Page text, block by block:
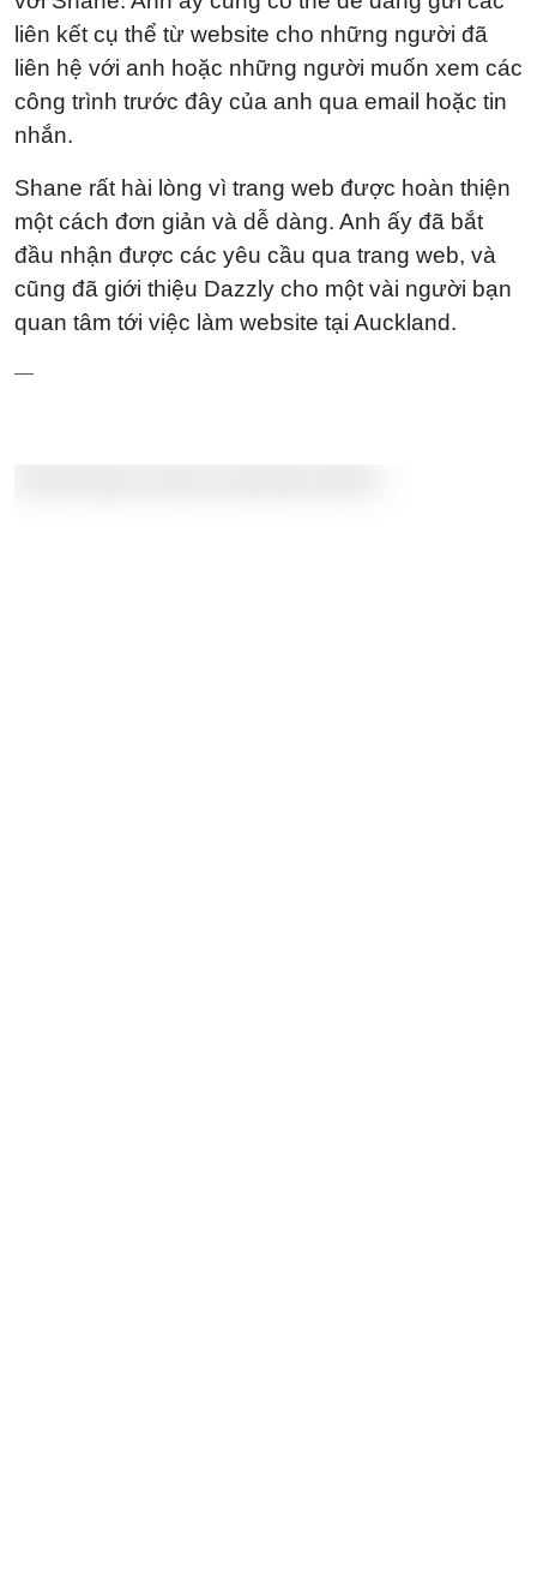
liên kết cụ thể từ website cho những người đã
liên hệ với anh hoặc những người muốn xem các
công trình trước đây của anh qua email hoặc tin
nhắn.
Shane rất hài lòng vì trang web được hoàn thiện
một cách đơn giản và dễ dàng. Anh ấy đã bắt
đầu nhận được các yêu cầu qua trang web, và
cũng đã giới thiệu Dazzly cho một vài người bạn
quan tâm tới việc làm website tại Auckland.
—